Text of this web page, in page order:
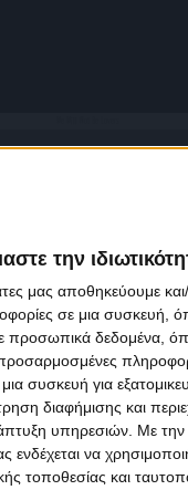
την
μας αποθηκεύουμε
σε μια συσκευή,
προσωπικά δεδομένα,
προσαρμοσμένες
συσκευή για
διαφήμισης και
υπηρεσιών. Με την
ενδέχεται να
τοποθεσίας και
Business Class Terms & Conditions
byporcupine colors&